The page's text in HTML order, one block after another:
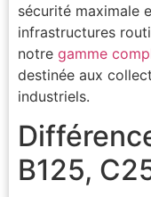
sécurité maximale
infrastructures
notre gamme
destinée aux
industriels.
B125,